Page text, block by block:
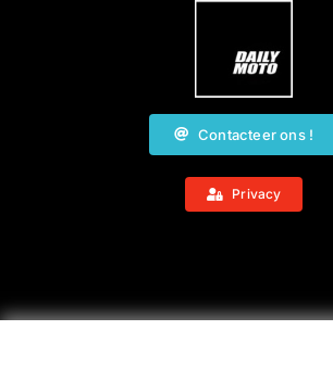
Contacteer ons !
Privacy